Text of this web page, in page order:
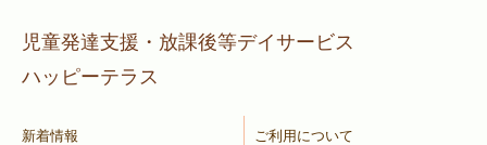
児童発達支援・放課後等デイサービス
ハッピーテラス
新着情報 ご利用について